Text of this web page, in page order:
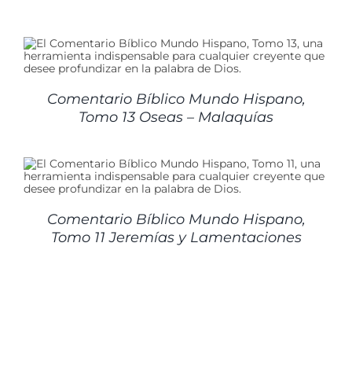
Comentario Bíblico Mundo Hispano,
Tomo 13 Oseas – Malaquías
Comentario Bíblico Mundo Hispano,
Tomo 11 Jeremías y Lamentaciones